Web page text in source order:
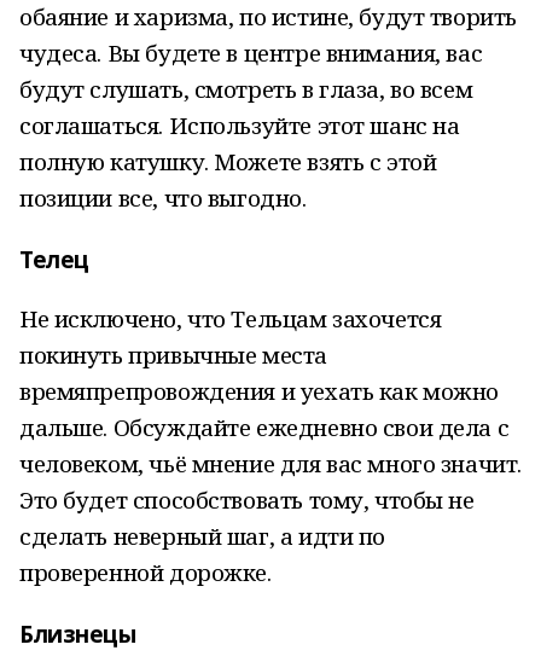
обаяние и харизма, по истине, будут творить
чудеса. Вы будете в центре внимания, вас
будут слушать, смотреть в глаза, во всем
соглашаться. Используйте этот шанс на
полную катушку. Можете взять с этой
позиции все, что выгодно.
Телец
Не исключено, что Тельцам захочется
покинуть привычные места
времяпрепровождения и уехать как можно
дальше. Обсуждайте ежедневно свои дела с
человеком, чьё мнение для вас много значит.
Это будет способствовать тому, чтобы не
сделать неверный шаг, а идти по
проверенной дорожке.
Близнецы